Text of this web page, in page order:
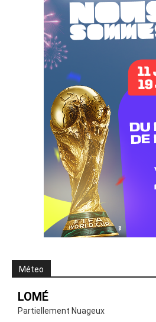
Méteo
LOMÉ
Partiellement Nuageux